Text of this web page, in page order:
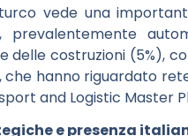
vede una
prevalentemente
delle costruzioni (5%),
che hanno riguardato
and Logistic Master
e presenza